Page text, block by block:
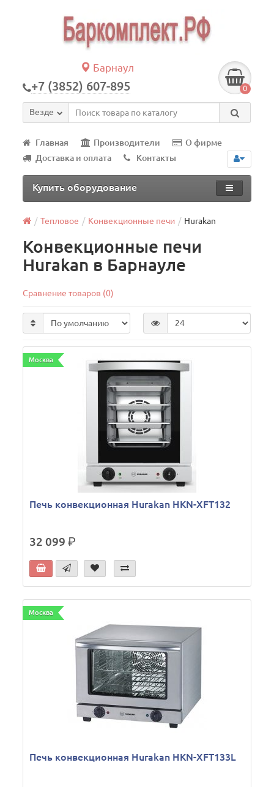
Барнаул
+7 (3852) 607-895 0
Везде
Главная Производители
О фирме
Доставка и оплата
Контакты
Купить оборудование
Тепловое Конвекционные печи Hurakan
Конвекционные печи
Hurakan в Барнауле
Сравнение товаров (0)
Москва
Печь конвекционная Hurakan HKN-XFT132
32 099р.
Москва
Печь конвекционная Hurakan HKN-XFT133L